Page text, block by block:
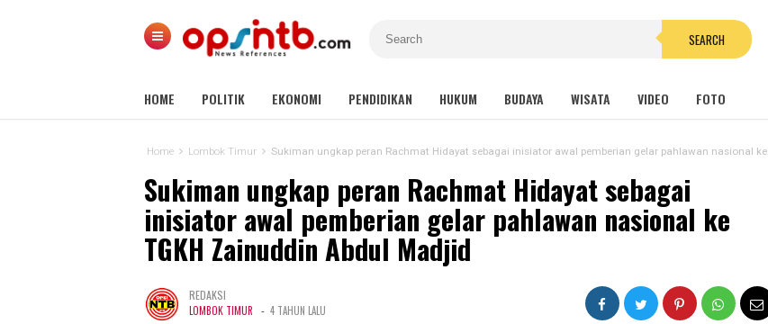
SEARCH
HOME POLITIK EKONOMI PENDIDIKAN HUKUM BUDAYA WISATA VIDEO FOTO
Home Lombok Timur Sukiman ungkap peran Rachmat Hidayat sebagai inisiator awal pemberian gelar pahlawan nasional ke TGKH Zainuddin Abdul Madjid
Sukiman ungkap peran Rachmat Hidayat sebagai
inisiator awal pemberian gelar pahlawan nasional ke
TGKH Zainuddin Abdul Madjid
REDAKSI
LOMBOK TIMUR - 4 TAHUN LALU